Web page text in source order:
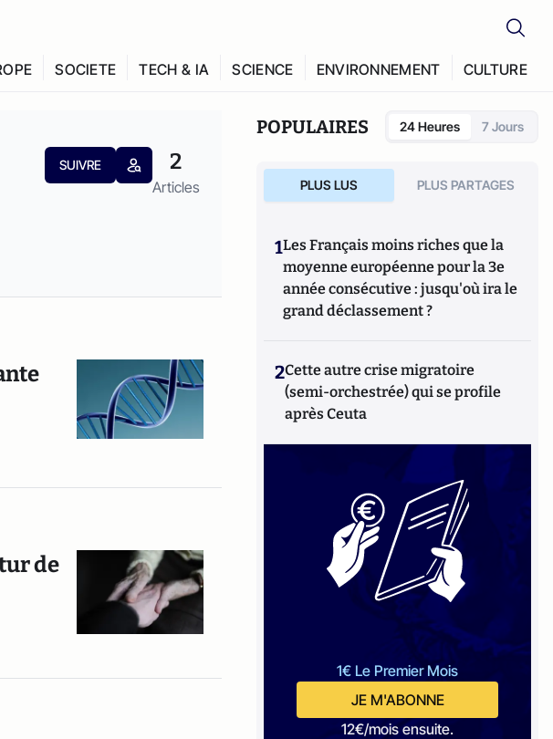
SOCIETE TECH & IA SCIENCE ENVIRONNEMENT CULTURE
SUIVRE 2
Articles
de
POPULAIRES 24 Heures 7 Jours
PLUS LUS PLUS PARTAGES
1Les Français moins riches que la
moyenne européenne pour la 3e
année consécutive : jusqu'où ira le
grand déclassement ?
2Cette autre crise migratoire
(semi-orchestrée) qui se profile
après Ceuta
1€ Le Premier Mois
JE M'ABONNE
12€/mois ensuite.